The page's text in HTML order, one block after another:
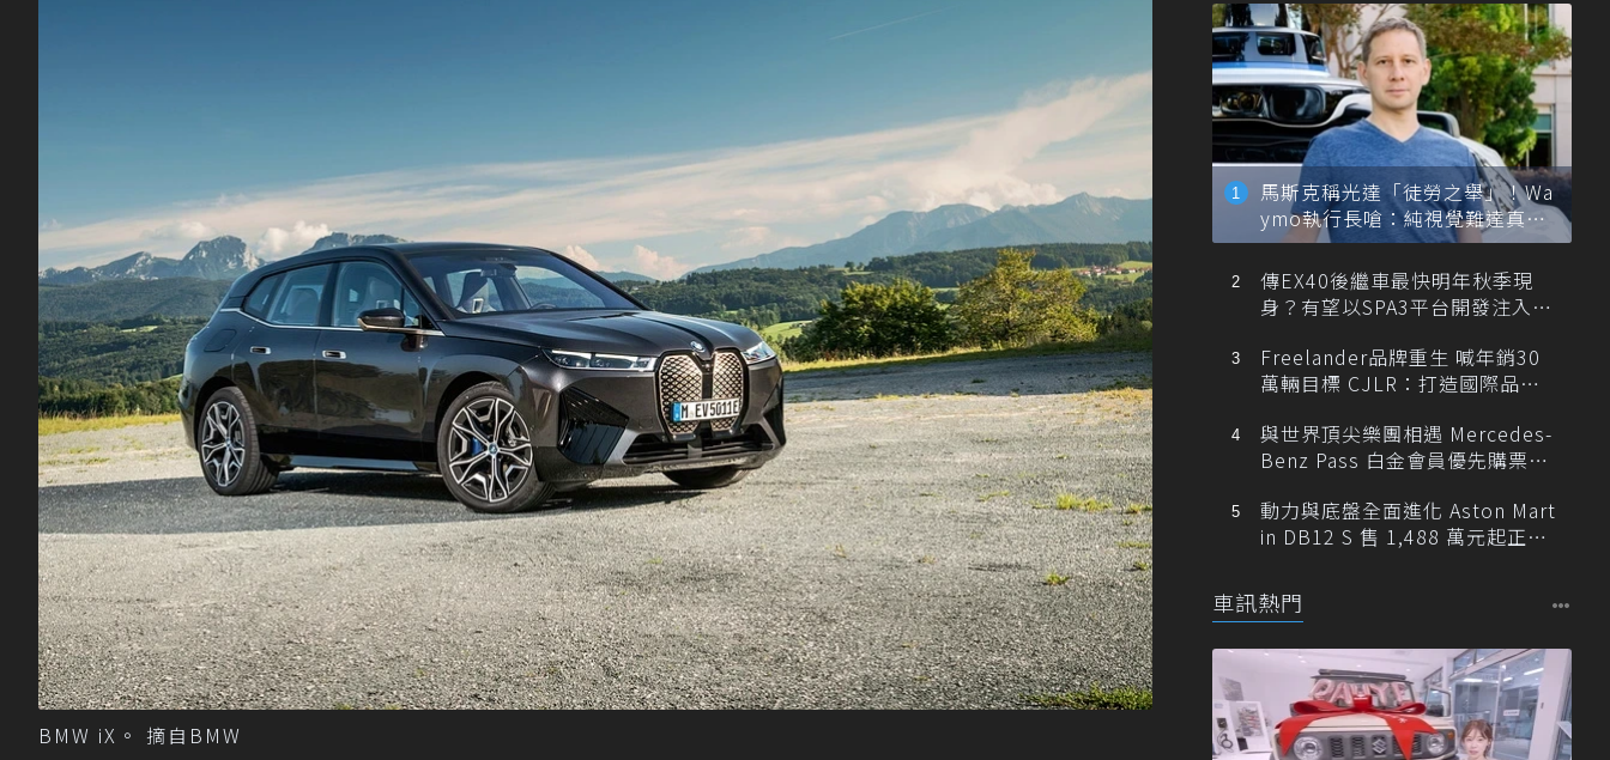
BMW iX。 摘自BMW
馬斯克稱光達「徒勞之舉」！Wa
ymo執行長嗆：純視覺難達真正
自動駕駛
傳EX40後繼車最快明年秋季現
身？有望以SPA3平台開發注入80
Freelander品牌重生 喊年銷30
萬輛目標 CJLR：打造國際品牌
與世界頂尖樂團相遇 Mercedes-
Benz Pass 白金會員優先購票維
動力與底盤全面進化 Aston Mart
in DB12 S 售 1,488 萬元起正式
車訊熱門